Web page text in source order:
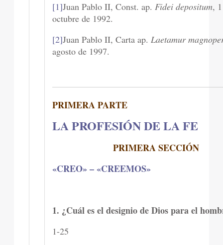
[1]Juan Pablo II, Const. ap.Fidei depositum,
octubre de 1992.
[2]Juan Pablo II, Carta ap.Laetamur
agosto de 1997.
PRIMERA PARTE
LA PROFESIÓN DE LA FE
PRIMERA SECCIÓN
«CREO» – «CREEMOS»
1. ¿Cuál es el designio de Dios para el
1-25